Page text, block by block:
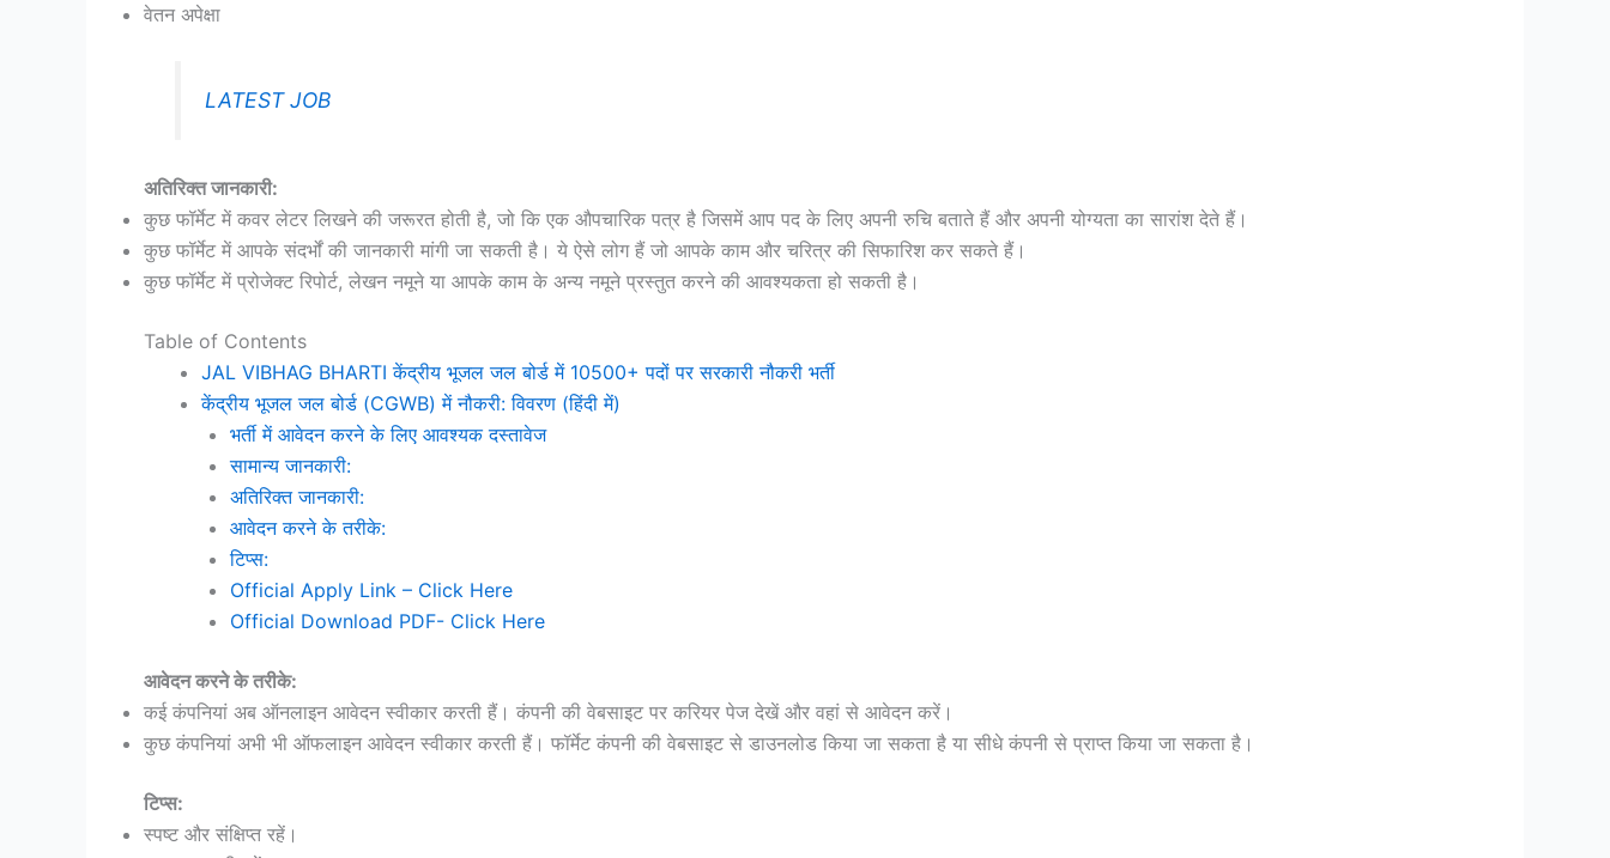
वेतन अपेक्षा
LATEST JOB
अतिरिक्त जानकारी:
कुछ फॉर्मेट में कवर लेटर लिखने की जरूरत होती है, जो कि एक औपचारिक पत्र है जिसमें आप पद के लिए अपनी रुचि बताते हैं और अपनी योग्यता का सारांश देते हैं।
कुछ फॉर्मेट में आपके संदर्भों की जानकारी मांगी जा सकती है। ये ऐसे लोग हैं जो आपके काम और चरित्र की सिफारिश कर सकते हैं।
कुछ फॉर्मेट में प्रोजेक्ट रिपोर्ट, लेखन नमूने या आपके काम के अन्य नमूने प्रस्तुत करने की आवश्यकता हो सकती है।
Table of Contents
JAL VIBHAG BHARTI केंद्रीय भूजल जल बोर्ड में 10500+ पदों पर सरकारी नौकरी भर्ती
केंद्रीय भूजल जल बोर्ड (CGWB) में नौकरी: विवरण (हिंदी में)
भर्ती में आवेदन करने के लिए आवश्यक दस्तावेज
सामान्य जानकारी:
अतिरिक्त जानकारी:
आवेदन करने के तरीके:
टिप्स:
Official Apply Link – Click Here
Official Download PDF- Click Here
आवेदन करने के तरीके:
कई कंपनियां अब ऑनलाइन आवेदन स्वीकार करती हैं। कंपनी की वेबसाइट पर करियर पेज देखें और वहां से आवेदन करें।
कुछ कंपनियां अभी भी ऑफलाइन आवेदन स्वीकार करती हैं। फॉर्मेट कंपनी की वेबसाइट से डाउनलोड किया जा सकता है या सीधे कंपनी से प्राप्त किया जा सकता है।
टिप्स:
स्पष्ट और संक्षिप्त रहें।